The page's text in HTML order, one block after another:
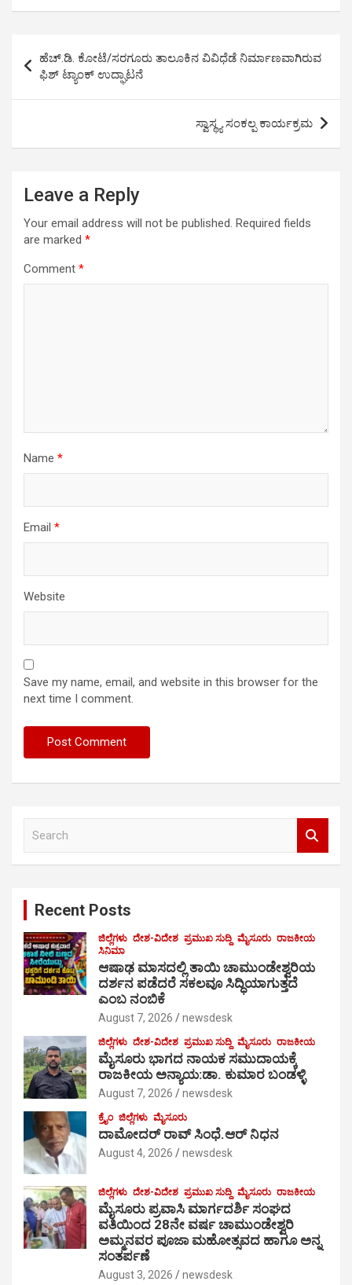
at
A
p
ce
b
o
o
tt
er
ail py
Li
n
k
ar
e
navigation
ಹೆಚ್.ಡಿ. ಕೋಟೆ/ಸರಗೂರು ತಾಲೂಕಿನ ವಿವಿಧೆಡೆ ನಿರ್ಮಾಣವಾಗಿರುವ
ಫಿಶ್ ಟ್ಯಾಂಕ್ ಉದ್ಘಾಟನೆ
ಸ್ವಾಸ್ಥ್ಯ ಸಂಕಲ್ಪ ಕಾರ್ಯಕ್ರಮ
Leave a Reply
Your email address will not be published. Required fields
are marked *
Comment *
Name *
Email *
Website
Save my name, email, and website in this browser for the
next time I comment.
Recent Posts
ಜಿಲ್ಲೆಗಳು ದೇಶ-ವಿದೇಶ ಪ್ರಮುಖ ಸುದ್ದಿ ಮೈಸೂರು ರಾಜಕೀಯ
ಸಿನಿಮಾ
ಆಷಾಢ ಮಾಸದಲ್ಲಿ ತಾಯಿ ಚಾಮುಂಡೇಶ್ವರಿಯ
ದರ್ಶನ ಪಡೆದರೆ ಸಕಲವೂ ಸಿದ್ಧಿಯಾಗುತ್ತದೆ
ಎಂಬ ನಂಬಿಕೆ
August 7, 2026 newsdesk
ಜಿಲ್ಲೆಗಳು ದೇಶ-ವಿದೇಶ ಪ್ರಮುಖ ಸುದ್ದಿ ಮೈಸೂರು ರಾಜಕೀಯ
ಮೈಸೂರು ಭಾಗದ ನಾಯಕ ಸಮುದಾಯಕ್ಕೆ
ರಾಜಕೀಯ ಅನ್ಯಾಯ:ಡಾ. ಕುಮಾರ ಬಂಡಳ್ಳಿ
August 7, 2026 newsdesk
ಕ್ರೈಂ ಜಿಲ್ಲೆಗಳು ಮೈಸೂರು
ದಾಮೋದರ್ ರಾವ್ ಸಿಂಧೆ.ಆರ್ ನಿಧನ
August 4, 2026 newsdesk
ಜಿಲ್ಲೆಗಳು ದೇಶ-ವಿದೇಶ ಪ್ರಮುಖ ಸುದ್ದಿ ಮೈಸೂರು ರಾಜಕೀಯ
ಮೈಸೂರು ಪ್ರವಾಸಿ ಮಾರ್ಗದರ್ಶಿ ಸಂಘದ
ವತಿಯಿಂದ 28ನೇ ವರ್ಷ ಚಾಮುಂಡೇಶ್ವರಿ
ಅಮ್ಮನವರ ಪೂಜಾ ಮಹೋತ್ಸವದ ಹಾಗೂ ಅನ್ನ
ಸಂತರ್ಪಣೆ
August 3, 2026 newsdesk